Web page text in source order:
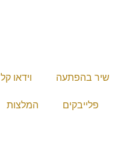
שיר בהפתעה וידאו
פלייבקים המלצות